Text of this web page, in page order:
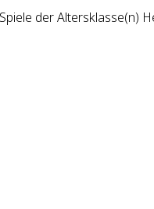
der Altersklasse(n)